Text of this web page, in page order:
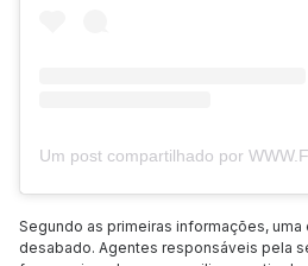
Segundo as primeiras informações, uma
desabado. Agentes responsáveis pela